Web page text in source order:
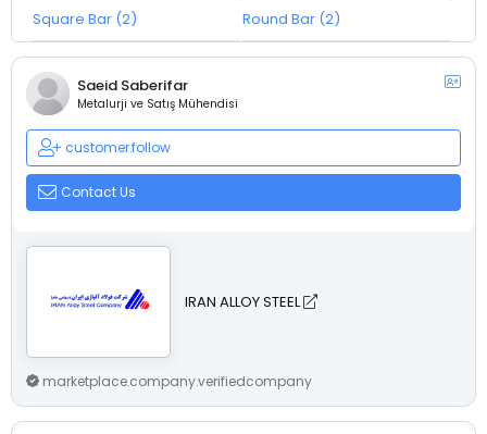
Square Bar (2) Round Bar (2)
Saeid Saberifar
Metalurji ve Satış Mühendisi
customer.follow
Contact Us
IRAN ALLOY STEEL
marketplace.company.verifiedcompany